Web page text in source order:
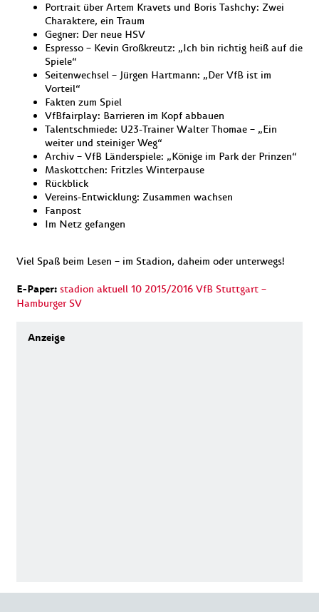
Portrait über Artem Kravets und Boris Tashchy: Zwei
Charaktere, ein Traum
Gegner: Der neue HSV
Espresso – Kevin Großkreutz: „Ich bin richtig heiß auf die
Spiele“
Seitenwechsel – Jürgen Hartmann: „Der VfB ist im
Vorteil“
Fakten zum Spiel
VfBfairplay: Barrieren im Kopf abbauen
Talentschmiede: U23-Trainer Walter Thomae – „Ein
weiter und steiniger Weg“
Archiv – VfB Länderspiele: „Könige im Park der Prinzen“
Maskottchen: Fritzles Winterpause
Rückblick
Vereins-Entwicklung: Zusammen wachsen
Fanpost
Im Netz gefangen
Viel Spaß beim Lesen – im Stadion, daheim oder unterwegs!
E-Paper: stadion aktuell 10 2015/2016 VfB Stuttgart –
Hamburger SV